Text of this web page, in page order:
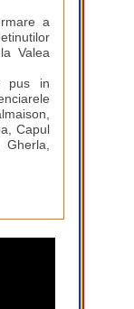
a
Valea
pus in
Capul